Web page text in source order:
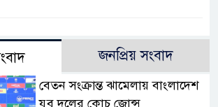
জনপ্রিয় সংবাদ
বেতন সংক্রান্ত ঝামেলায় বাংলাদেশ
যুব দলের কোচ জোন্স